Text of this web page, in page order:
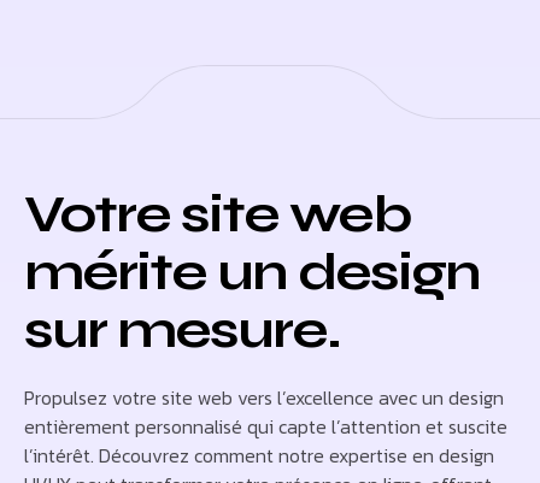
Votre site web
mérite un design
sur mesure.
Propulsez votre site web vers l’excellence avec un design
entièrement personnalisé qui capte l’attention et suscite
l’intérêt. Découvrez comment notre expertise en design